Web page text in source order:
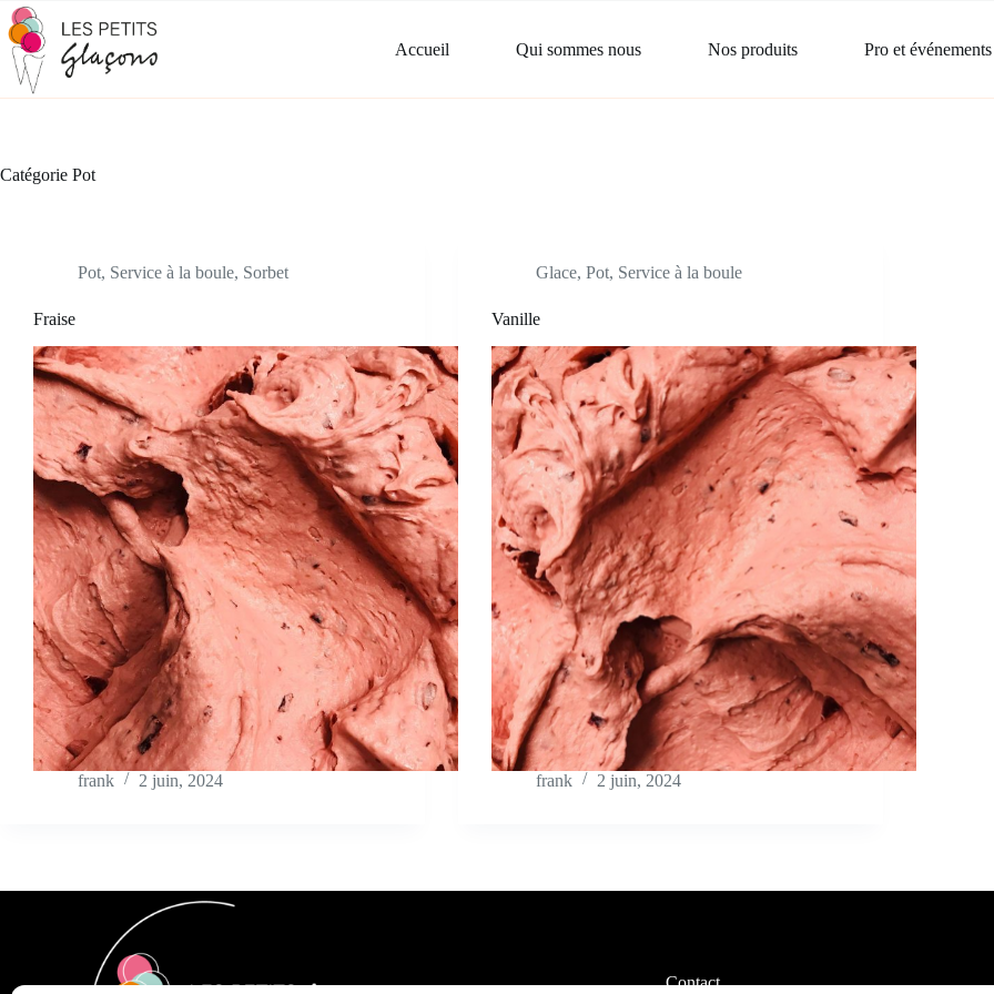
Passer
au
contenu
Accueil Qui sommes nous Nos produits Pro et événements
Catégorie Pot
Pot, Service à la boule, Sorbet
Fraise
frank 2 juin, 2024
Glace,Pot, Service à la boule
Vanille
frank 2 juin, 2024
Contact